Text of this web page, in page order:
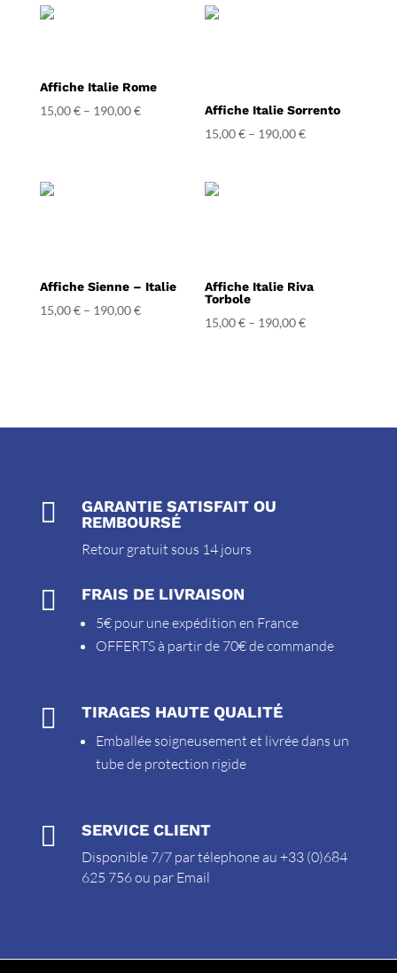
Affiche Italie Rome
15,00€– 190,00€ Affiche Italie Sorrento
15,00€ – 190,00€
Affiche Sienne – Italie
15,00€– 190,00€
Affiche Italie Riva
Torbole
15,00€ – 190,00€

GARANTIE SATISFAIT OU
REMBOURSÉ
Retour gratuit sous 14 jours
 FRAIS DE LIVRAISON
5€ pour une expédition en France
OFFERTS à partir de 70€ de commande
 TIRAGES HAUTE QUALITÉ
Emballée soigneusement et livrée dans un
tube de protection rigide
 SERVICE CLIENT
Disponible 7/7 par télephone au +33 (0)684
625 756 ou par Email